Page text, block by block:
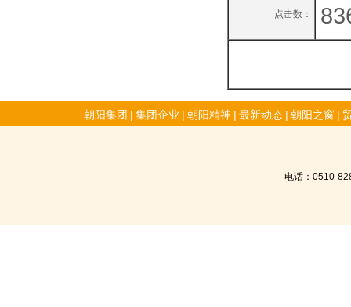
点击数：
朝阳集团 | 集团企业 | 朝阳精神 | 最新动态 | 朝阳之窗 |
电话：0510-